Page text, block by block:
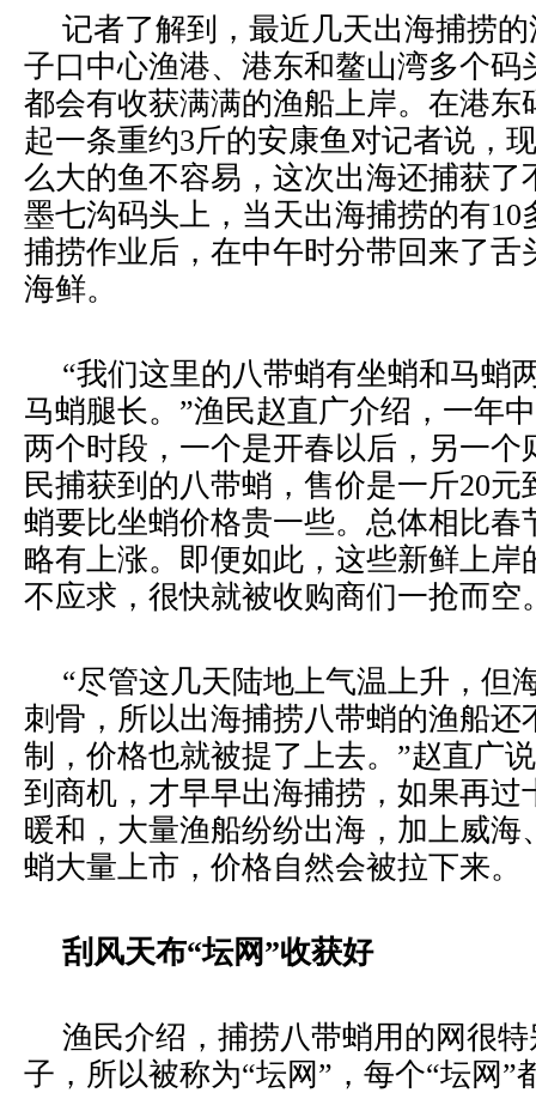
记者了解到，最近几天出海捕捞
子口中心渔港、港东和鳌山湾多个码
都会有收获满满的渔船上岸。在港东
起一条重约3斤的安康鱼对记者说，
么大的鱼不容易，这次出海还捕获了
墨七沟码头上，当天出海捕捞的有10
捕捞作业后，在中午时分带回来了舌
海鲜。
“我们这里的八带蛸有坐蛸和马蛸
马蛸腿长。”渔民赵直广介绍，一年
两个时段，一个是开春以后，另一个
民捕获到的八带蛸，售价是一斤20元
蛸要比坐蛸价格贵一些。总体相比春
略有上涨。即便如此，这些新鲜上岸
不应求，很快就被收购商们一抢而空
“尽管这几天陆地上气温上升，但
刺骨，所以出海捕捞八带蛸的渔船还
制，价格也就被提了上去。”赵直广
到商机，才早早出海捕捞，如果再过
暖和，大量渔船纷纷出海，加上威海
蛸大量上市，价格自然会被拉下来。
刮风天布“坛网”收获好
渔民介绍，捕捞八带蛸用的网很
子，所以被称为“坛网”，每个“坛网”